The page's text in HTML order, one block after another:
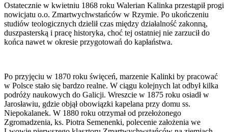
Ostatecznie w kwietniu 1868 roku Walerian Kalinka przestąpił progi
nowicjatu o.o. Zmartwychwstańców w Rzymie. Po ukończeniu
studiów teologicznych dzielił czas między działalność zakonną,
duszpasterską i pracę historyka, choć tej ostatniej nie zarzucił do
końca nawet w okresie przygotowań do kapłaństwa.
Po przyjęciu w 1870 roku święceń, marzenie Kalinki by pracować
w Polsce stało się bardzo realne. W ciągu kolejnych lat odbył kilka
podróży naukowych do Galicji. Wreszcie w 1875 roku osiadł w
Jarosławiu, gdzie objął obowiązki kapelana przy domu ss.
Niepokalanek. W 1880 roku otrzymał od przełożonego
Zgromadzenia, ks. Piotra Semenenki, polecenie założenia we